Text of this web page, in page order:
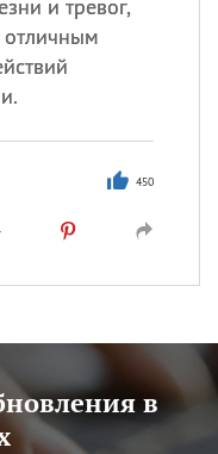
и тревог,
450
в